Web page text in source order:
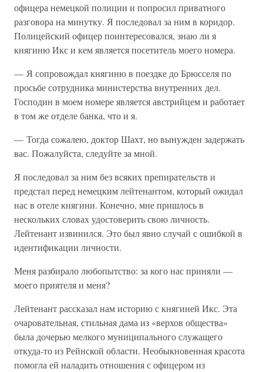
офицера немецкой полиции и попросил приватного
разговора на минутку. Я последовал за ним в коридор.
Полицейский офицер поинтересовался, знаю ли я
княгиню Икс и кем является посетитель моего номера.
— Я сопровождал княгиню в поездке до Брюсселя по
просьбе сотрудника министерства внутренних дел.
Господин в моем номере является австрийцем и работает
в том же отделе банка, что и я.
— Тогда сожалею, доктор Шахт, но вынужден задержать
вас. Пожалуйста, следуйте за мной.
Я последовал за ним без всяких препирательств и
предстал перед немецким лейтенантом, который ожидал
нас в отеле княгини. Конечно, мне пришлось в
нескольких словах удостоверить свою личность.
Лейтенант извинился. Это был явно случай с ошибкой в
идентификации личности.
Меня разбирало любопытство: за кого нас приняли —
моего приятеля и меня?
Лейтенант рассказал нам историю с княгиней Икс. Эта
очаровательная, стильная дама из «верхов общества»
была дочерью мелкого муниципального служащего
откуда-то из Рейнской области. Необыкновенная красота
помогла ей наладить отношения с офицером из